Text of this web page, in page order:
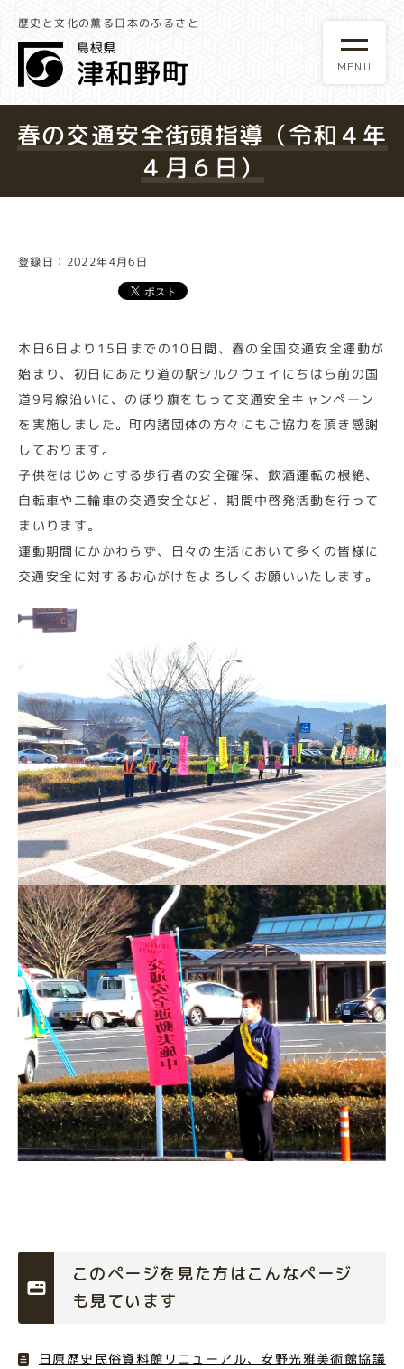
歴史と文化の薫る日本のふるさと
春の交通安全街頭指導（令和４年
４月６日）
登録日：2022年4月6日
本日6日より15日までの10日間、春の全国交通安全運動が
始まり、初日にあたり道の駅シルクウェイにちはら前の国
道9号線沿いに、のぼり旗をもって交通安全キャンペーン
を実施しました。町内諸団体の方々にもご協力を頂き感謝
しております。
子供をはじめとする歩行者の安全確保、飲酒運転の根絶、
自転車や二輪車の交通安全など、期間中啓発活動を行って
まいります。
運動期間にかかわらず、日々の生活において多くの皆様に
交通安全に対するお心がけをよろしくお願いいたします。
このページを見た方はこんなページ
も見ています
日原歴史民俗資料館リニューアル、安野光雅美術館協議